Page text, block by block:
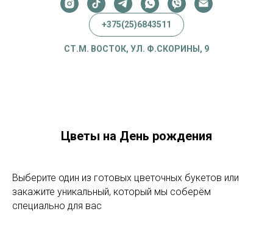
+375(25)6843511
СТ.М. ВОСТОК, УЛ. Ф.СКОРИНЫ, 9
Цветы на День рождения
Выберите один из готовых цветочных букетов или
закажите уникальный, который мы соберём
специально для вас